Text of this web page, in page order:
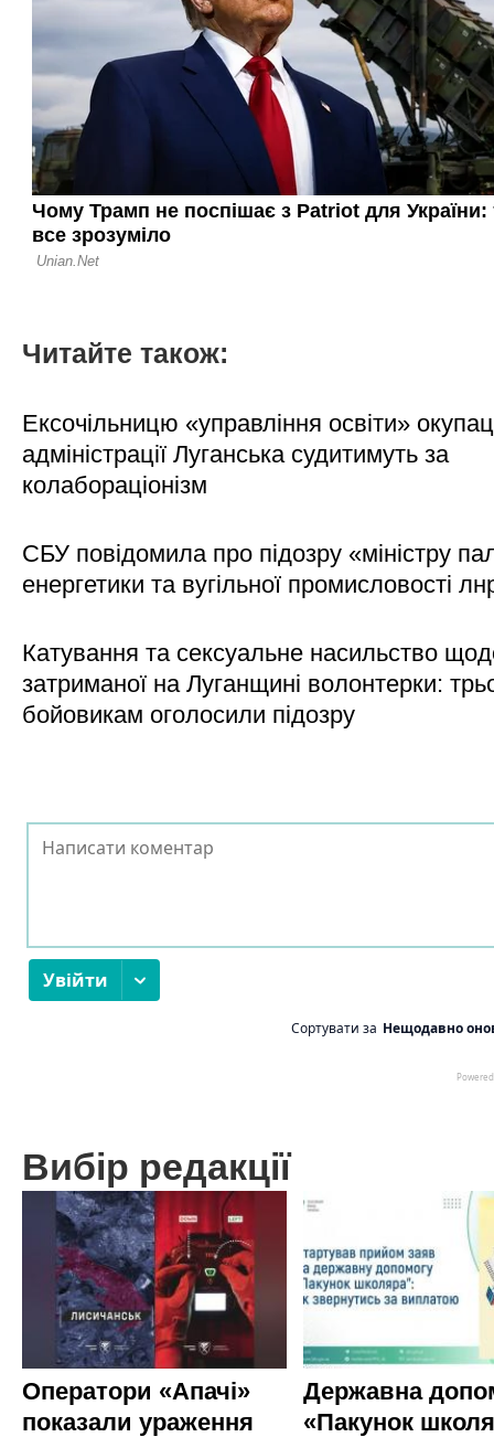
Читайте також:
Ексочільницю «управління освіти»
адміністрації Луганська судитимуть за
колабораціонізм
СБУ повідомила про підозру «міністру
енергетики та вугільної промисловості
Катування та сексуальне насильство
затриманої на Луганщині волонтерки:
бойовикам оголосили підозру
Вибір редакції
Оператори «Апачі»
показали ураження
Державна
«Пакунок